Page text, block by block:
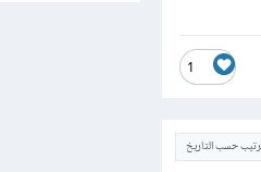
1
حسب التاريخ